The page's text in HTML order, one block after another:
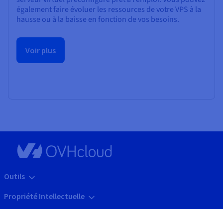
également faire évoluer les ressources de votre VPS à la
hausse ou à la baisse en fonction de vos besoins.
Voir plus
Outils
Propriété Intellectuelle